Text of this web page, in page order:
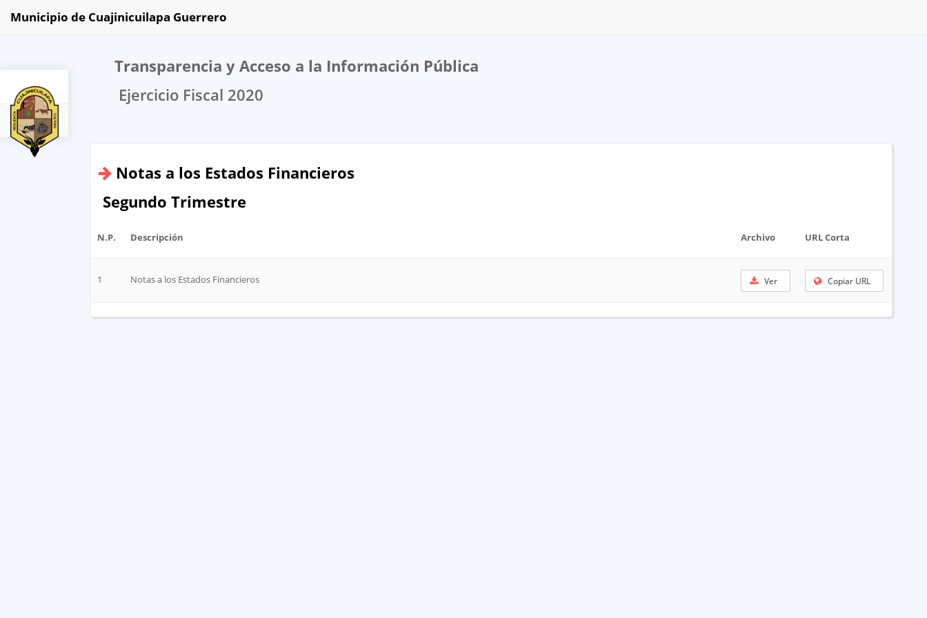
2020
Municipio de Cuajinicuilapa Guerrero
Transparencia y Acceso a la Información Pública
Ejercicio Fiscal 2020
Notas a los Estados Financieros
Segundo Trimestre
N.P. Descripción Archivo URL Corta
1 Notas a los Estados Financieros Ver Copiar URL